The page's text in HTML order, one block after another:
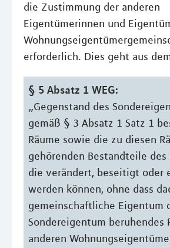
die Zustimmung der anderen
Eigentümerinnen und
erforderlich. Dies geht aus
§ 5 Absatz 1 WEG:
„Gegenstand des
gemäß § 3 Absatz 1 Satz 1
Räume sowie die zu diesen
gehörenden Bestandteile des
die verändert, beseitigt oder
werden können, ohne dass
gemeinschaftliche Eigentum
Sondereigentum beruhendes
anderen